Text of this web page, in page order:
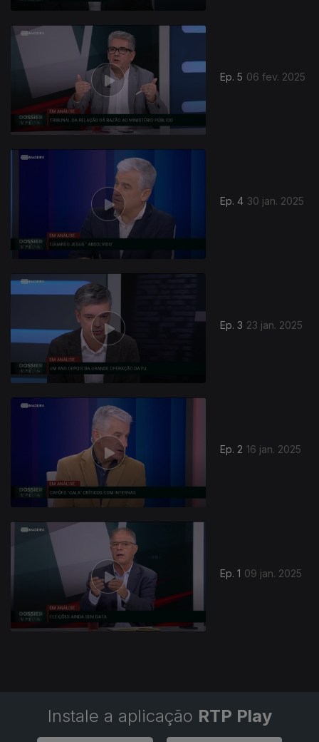
Ep. 5 06 fev. 2025
Ep. 4 30 jan. 2025
Ep. 3 23 jan. 2025
824938
Ep. 2 16 jan. 2025
Ep. 1 09 jan. 2025
821623
Instale a aplicação RTP Play